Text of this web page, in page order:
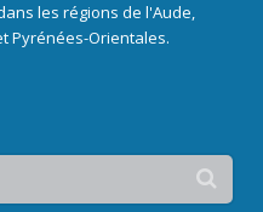
les régions de l'Aude,
Pyrénées-Orientales.